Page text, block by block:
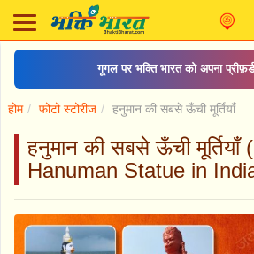
ISKCON एकादशी कैलेंडर
होम फोटो स्टोरीज हनुमान की सबसे ऊँची मूर्तियाँ
हनुमान की सबसे ऊँची
Hanuman Statue in